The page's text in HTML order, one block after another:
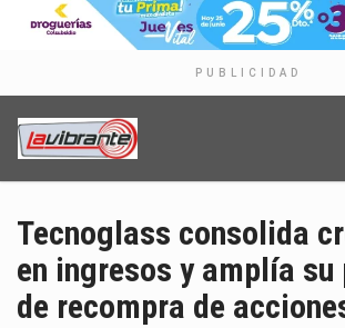
PUBLICIDAD
Tecnoglass consolida
en ingresos y amplía su
de recompra de